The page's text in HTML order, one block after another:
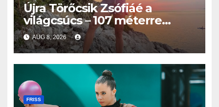
Újra Törőcsik Zsófiáé a
világcsúcs – 107 méterre
merült Lastovón
AUG 8, 2026
FRISS